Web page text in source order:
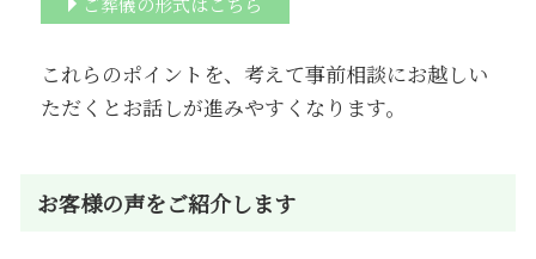
これらのポイントを、考えて事前相談にお越しい
ただくとお話しが進みやすくなります。
お客様の声をご紹介します